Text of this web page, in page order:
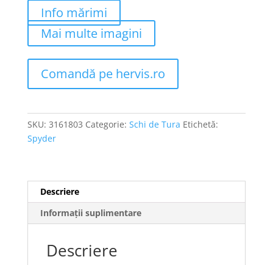
Info mărimi
Mai multe imagini
Comandă pe hervis.ro
SKU: 3161803 Categorie: Schi de Tura Etichetă:
Spyder
Descriere
Informații suplimentare
Descriere